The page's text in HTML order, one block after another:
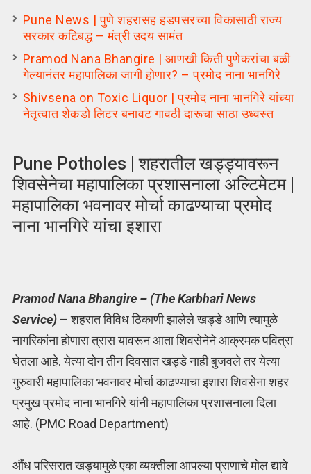
Pune News | पुणे शहरासह हडपसरच्या विकासाठी राज्य
सरकार कटिबद्ध – मंत्री उदय सामंत
Pramod Nana Bhangire | आणखी किती पुणेकरांचा बळी
गेल्यानंतर महापालिका जागी होणार? – प्रमोद नाना भानगिरे
Shivsena on Toxic Liquor | प्रमोद नाना भानगिरे यांच्या
नेतृत्वात शेकडो लिटर बनावट गावठी दारूचा साठा उध्वस्त
Pune Potholes | शहरातील खड्ड्यावरून
शिवसेनेचा महापालिका प्रशासनाला अल्टिमेटम |
महापालिका भवनावर मोर्चा काढण्याचा प्रमोद
नाना भानगिरे यांचा इशारा
Pramod Nana Bhangire – (The Karbhari News
Service) – शहरात विविध ठिकाणी झालेले खड्डे आणि त्यामुळे
नागरिकांना होणारा त्रास यावरून आता शिवसेनेने आक्रमक पवित्रा
घेतला आहे. येत्या दोन तीन दिवसात खड्डे नाही बुजवले तर येत्या
गुरुवारी महापालिका भवनावर मोर्चा काढण्याचा इशारा शिवसेना शहर
प्रमुख प्रमोद नाना भानगिरे यांनी महापालिका प्रशासनाला दिला
आहे. (PMC Road Department)
औंध परिसरात खड्यामुळे एका व्यक्तीला आपल्या प्राणाचे मोल द्यावे